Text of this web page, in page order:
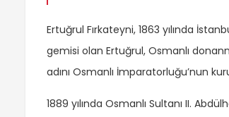
Ertuğrul Fırkateyni, 1863 yılında
gemisi olan Ertuğrul, Osmanlı
adını Osmanlı İmparatorluğu’nun
1889 yılında Osmanlı Sultanı II.